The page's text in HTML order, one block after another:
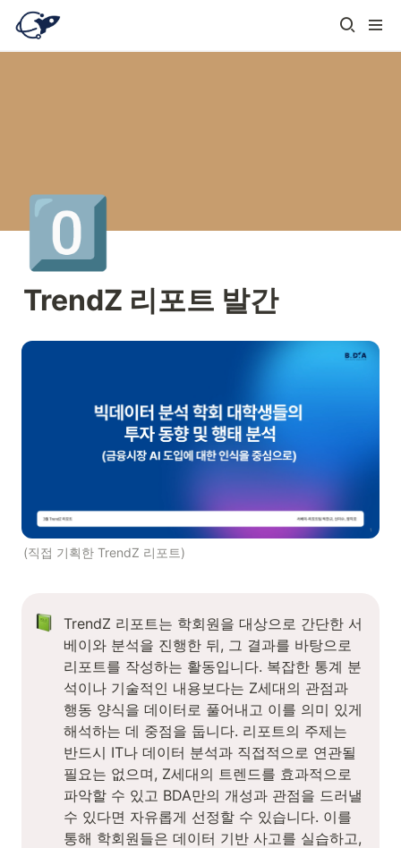
0️⃣
TrendZ 리포트 발간
(직접 기획한 TrendZ 리포트)
TrendZ 리포트는 학회원을 대상으로 간단한 서
베이와 분석을 진행한 뒤, 그 결과를 바탕으로
리포트를 작성하는 활동입니다. 복잡한 통계 분
석이나 기술적인 내용보다는 Z세대의 관점과
행동 양식을 데이터로 풀어내고 이를 의미 있게
해석하는 데 중점을 둡니다. 리포트의 주제는
반드시 IT나 데이터 분석과 직접적으로 연관될
필요는 없으며, Z세대의 트렌드를 효과적으로
파악할 수 있고 BDA만의 개성과 관점을 드러낼
수 있다면 자유롭게 선정할 수 있습니다. 이를
통해 학회원들은 데이터 기반 사고를 실습하고,